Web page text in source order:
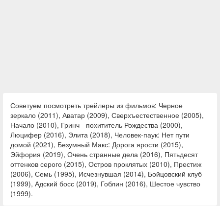
Советуем посмотреть трейлеры из фильмов: Черное
зеркало (2011), Аватар (2009), Сверхъестественное (2005),
Начало (2010), Гринч - похититель Рождества (2000),
Люцифер (2016), Элита (2018), Человек-паук: Нет пути
домой (2021), Безумный Макс: Дорога ярости (2015),
Эйфория (2019), Очень странные дела (2016), Пятьдесят
оттенков серого (2015), Остров проклятых (2010), Престиж
(2006), Семь (1995), Исчезнувшая (2014), Бойцовский клуб
(1999), Адский босс (2019), Гоблин (2016), Шестое чувство
(1999).